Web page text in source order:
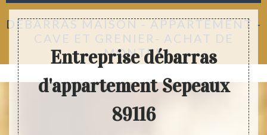
DÉBARRAS MAISON - APPARTEMENT -
CAVE ET GRENIER- ACHAT DE
MONTRE
Entreprise débarras
d'appartement Sepeaux
89116